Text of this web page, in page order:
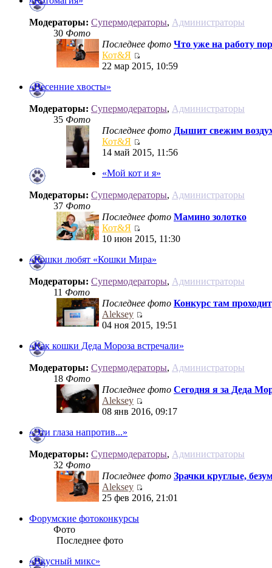
Модераторы: Супермодераторы, Администраторы
30 Фото
Последнее фото Что уже на работу
Кот&Я
22 мар 2015, 10:59
«Весенние хвосты»
Модераторы: Супермодераторы, Администраторы
35 Фото
Последнее фото Дышит свежим
Кот&Я
14 май 2015, 11:56
«Мой кот и я»
Модераторы: Супермодераторы, Администраторы
37 Фото
Последнее фото Мамино золотко
Кот&Я
10 июн 2015, 11:30
«Кошки любят «Кошки Мира»
Модераторы: Супермодераторы, Администраторы
11 Фото
Последнее фото Конкурс там
Aleksey
04 ноя 2015, 19:51
«Как кошки Деда Мороза встречали»
Модераторы: Супермодераторы, Администраторы
18 Фото
Последнее фото Сегодня я за Деда
Aleksey
08 янв 2016, 09:17
«Эти глаза напротив...»
Модераторы: Супермодераторы, Администраторы
32 Фото
Последнее фото Зрачки круглые,
Aleksey
25 фев 2016, 21:01
Форумские фотоконкурсы
Фото
Последнее фото
«Вкусный микс»